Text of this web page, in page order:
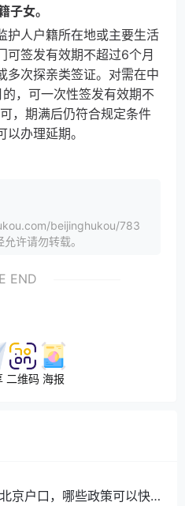
子女。
护人户籍所在地或主要生活
可签发有效期不超过6个月
多次探亲类签证。对需在中
，可一次性签发有效期不
，期满后仍符合规定条件
办理延期。
beijinghukou/783
许请勿转载。
END
二维码 海报
京户口，哪些政策可以快